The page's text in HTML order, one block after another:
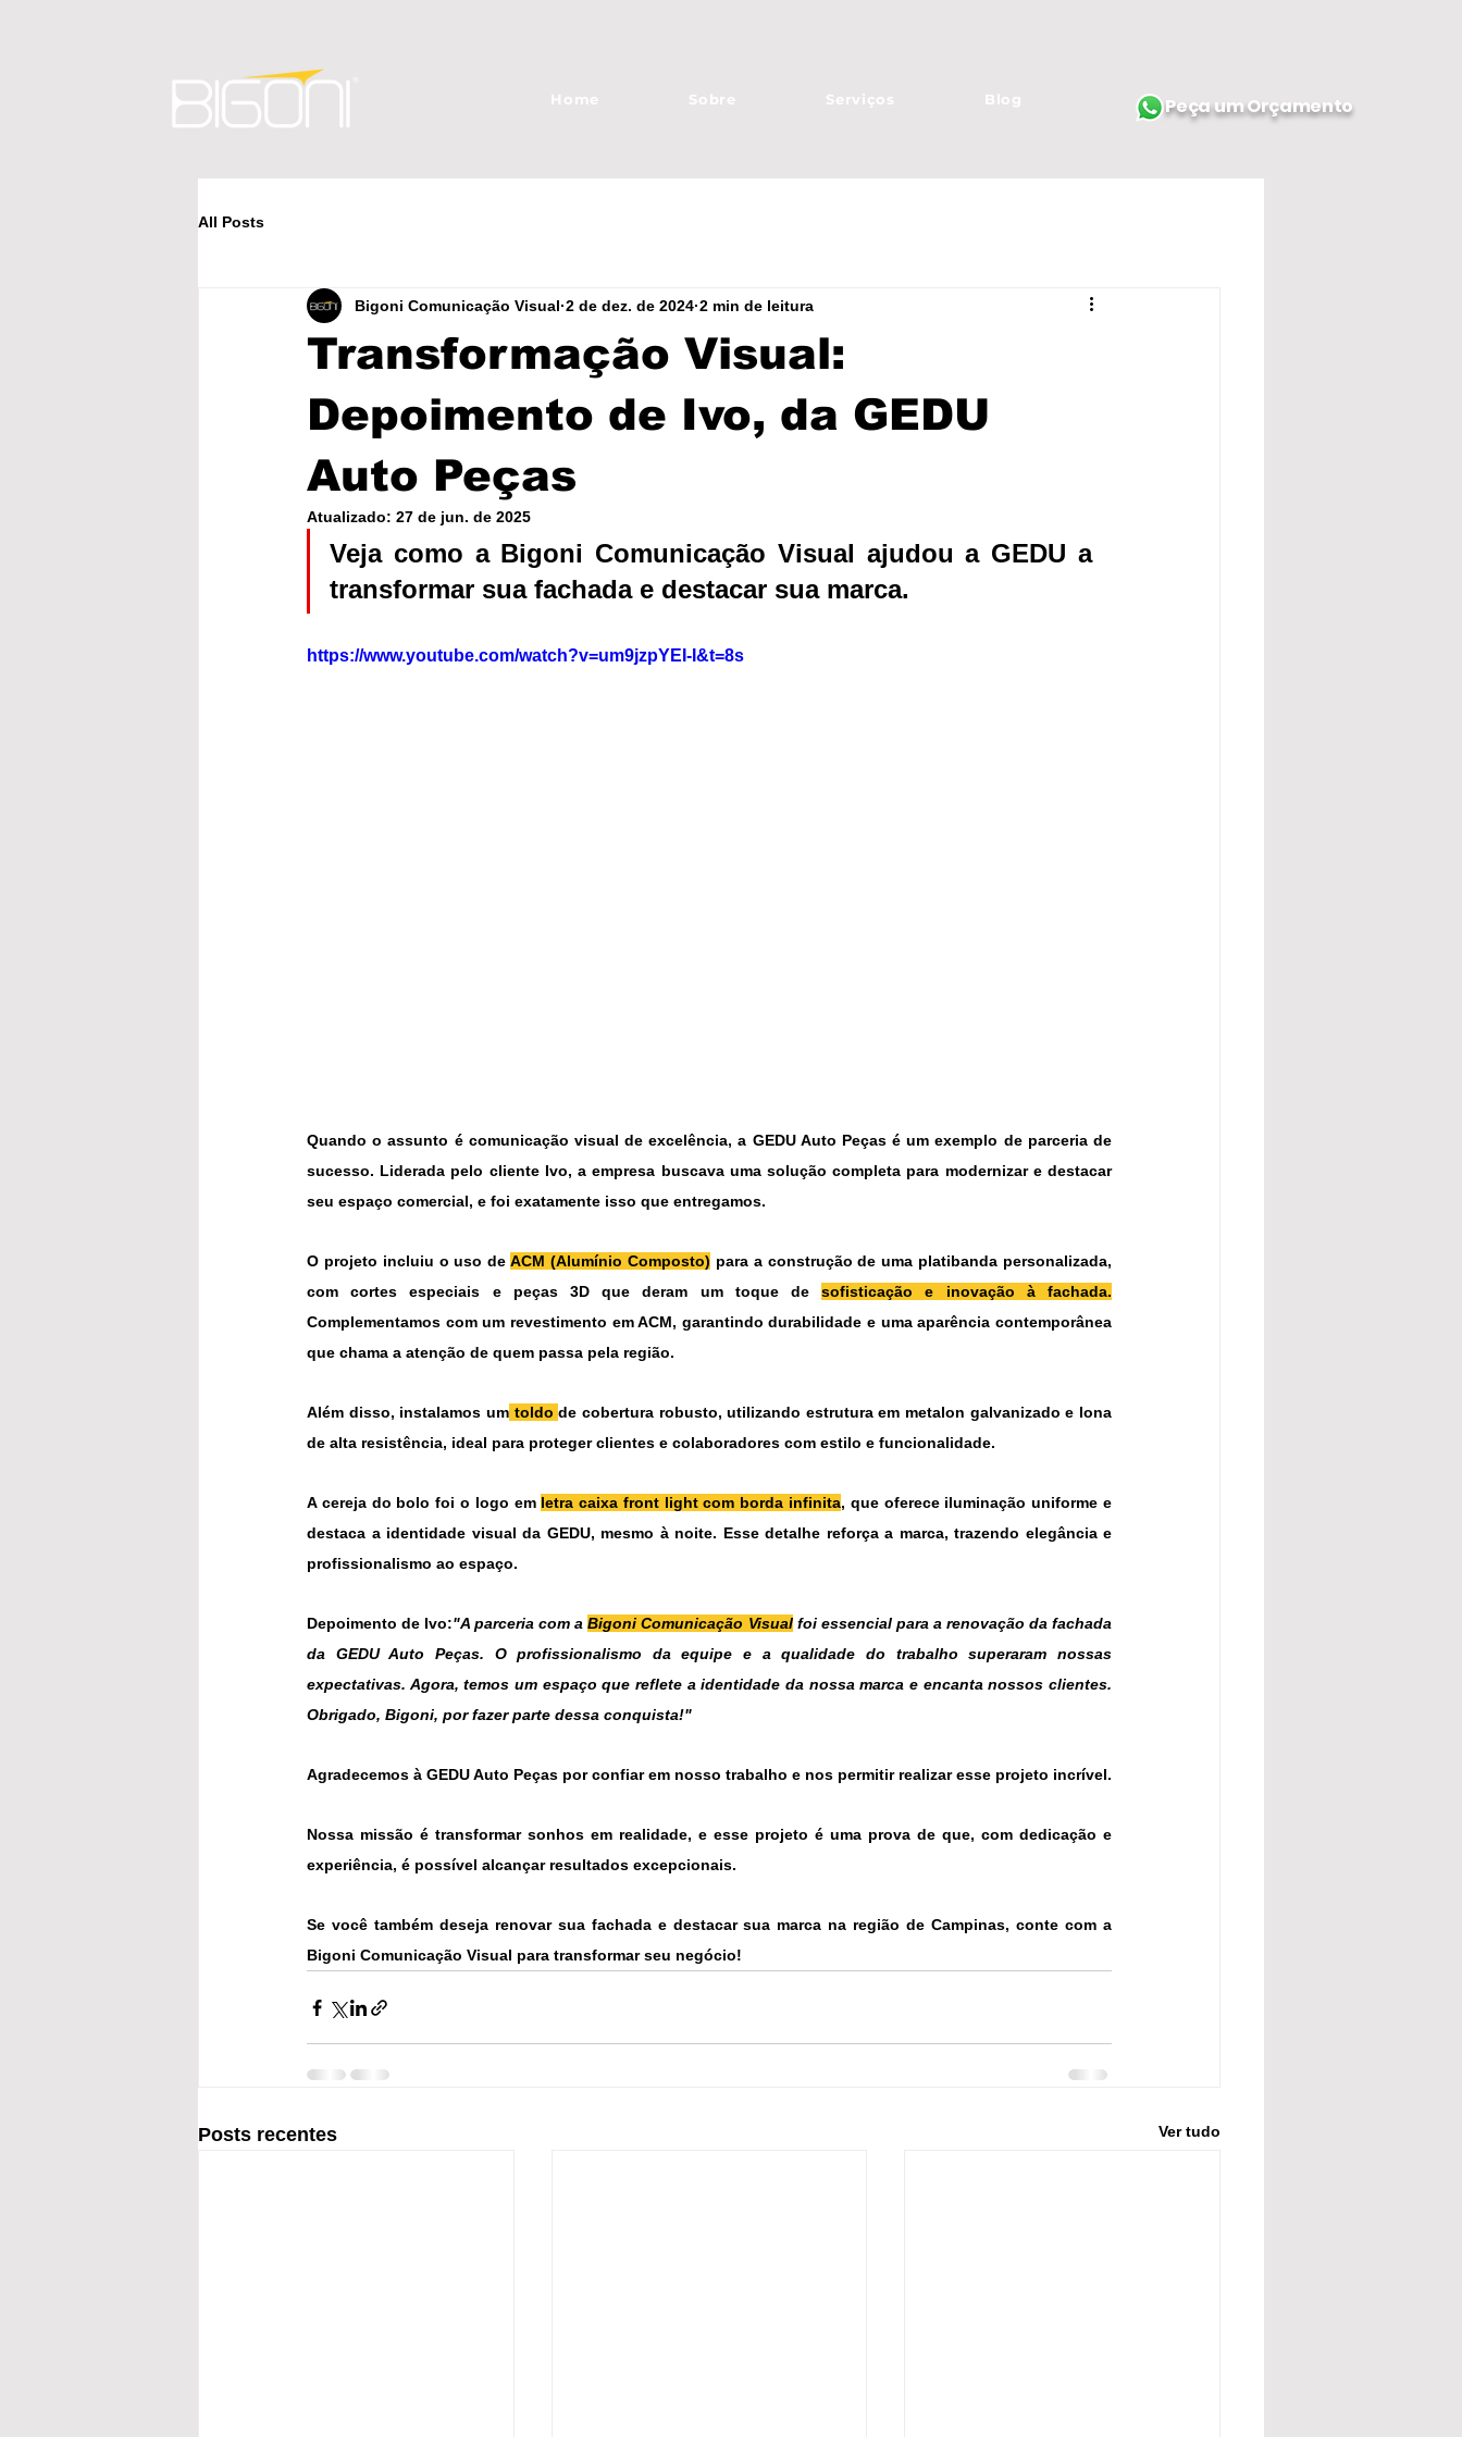
Home Sobre Serviços Blog Peça um Orçamento
All Posts
Transformação Visual:
Depoimento de Ivo, da GEDU
Auto Peças
Bigoni Comunicação Visual 2 de dez. de 2024 2 min de leitura
Atualizado: 27 de jun. de 2025
Veja como a Bigoni Comunicação Visual ajudou a GEDU a
transformar sua fachada e destacar sua marca.
https://www.youtube.com/watch?v=um9jzpYEI-I&t=8s
Quando o assunto é comunicação visual de excelência, a GEDU Auto Peças é um exemplo de parceria de
sucesso. Liderada pelo cliente Ivo, a empresa buscava uma solução completa para modernizar e destacar
seu espaço comercial, e foi exatamente isso que entregamos.
O projeto incluiu o uso de ACM (Alumínio Composto) para a construção de uma platibanda personalizada,
com cortes especiais e peças 3D que deram um toque de sofisticação e inovação à fachada.
Complementamos com um revestimento em ACM, garantindo durabilidade e uma aparência contemporânea
que chama a atenção de quem passa pela região.
Além disso, instalamos um toldo de cobertura robusto, utilizando estrutura em metalon galvanizado e lona
de alta resistência, ideal para proteger clientes e colaboradores com estilo e funcionalidade.
A cereja do bolo foi o logo em letra caixa front light com borda infinita, que oferece iluminação uniforme e
destaca a identidade visual da GEDU, mesmo à noite. Esse detalhe reforça a marca, trazendo elegância e
profissionalismo ao espaço.
Depoimento de Ivo:"A parceria com a Bigoni Comunicação Visual foi essencial para a renovação da fachada
da GEDU Auto Peças. O profissionalismo da equipe e a qualidade do trabalho superaram nossas
expectativas. Agora, temos um espaço que reflete a identidade da nossa marca e encanta nossos clientes.
Obrigado, Bigoni, por fazer parte dessa conquista!"
Nossa missão é transformar sonhos em realidade, e esse projeto é uma prova de que, com dedicação e
experiência, é possível alcançar resultados excepcionais.
Se você também deseja renovar sua fachada e destacar sua marca na região de Campinas, conte com a
Bigoni Comunicação Visual para transformar seu negócio!
Posts recentes Ver tudo